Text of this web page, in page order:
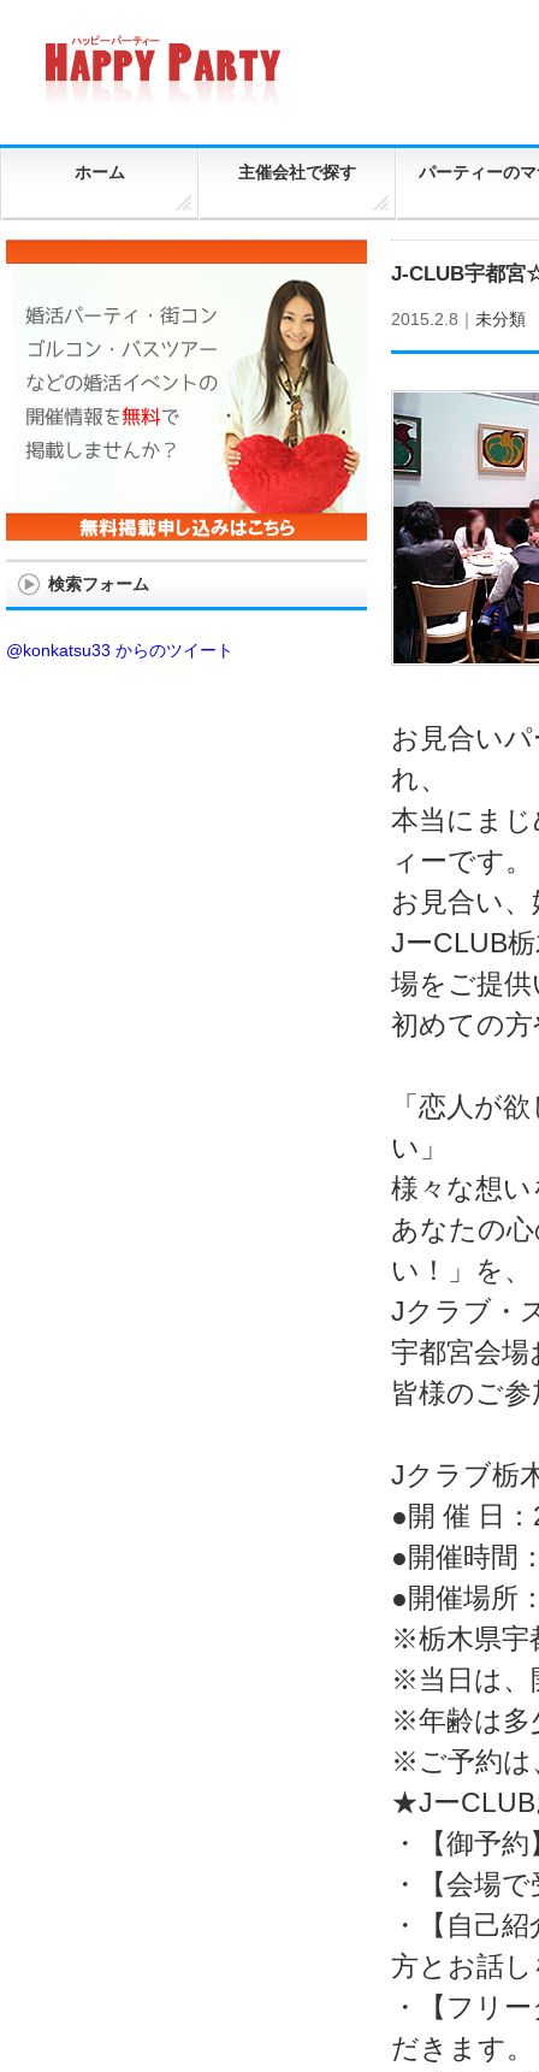
ホーム 主催会社で探す パーティーの
J-CLUB宇都宮
2015.2.8｜ 未分類
お見合い
れ、
本当にま
ィーです。
お見合い
JーCLUB
場をご提
初めての
「恋人が
い」
様々な想
あなたの
い！」を、
Jクラブ・
宇都宮会
皆様のご
Jクラブ栃
●開 催 日
●開催時間
●開催場所
※栃木県宇
※当日は、
※年齢は多
※ご予約は
★Jー
・【御予
・【会場
・【自己
方とお話
・【フリ
だきます。
検索フォーム
@konkatsu33 からのツイート